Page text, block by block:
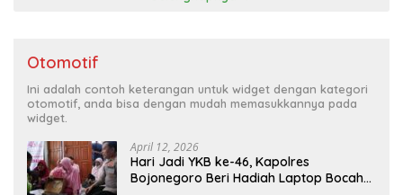
Otomotif
Ini adalah contoh keterangan untuk widget dengan kategori
otomotif, anda bisa dengan mudah memasukkannya pada
widget.
April 12, 2026
Hari Jadi YKB ke-46, Kapolres
Bojonegoro Beri Hadiah Laptop Bocah